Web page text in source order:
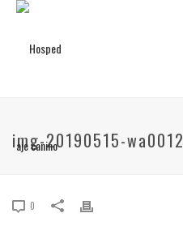
img-20190515-wa0012
0